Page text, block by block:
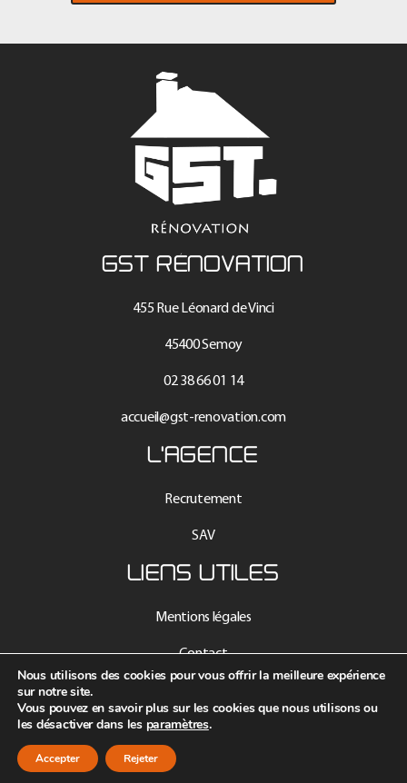
GST RÉNOVATION
455 Rue Léonard de Vinci
45400 Semoy
02 38 66 01 14
accueil@gst-renovation.com
L'AGENCE
Recrutement
SAV
LIENS UTILES
Mentions légales
Contact
Intranet
Nous utilisons des cookies pour vous offrir la meilleure expérience
sur notre site.
Vous pouvez en savoir plus sur les cookies que nous utilisons ou
les désactiver dans les paramètres.
Accepter Rejeter